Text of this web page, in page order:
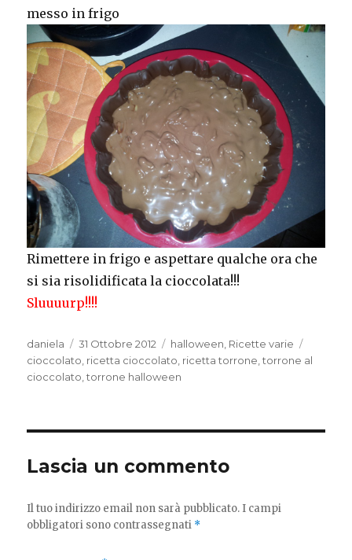
messo in frigo
Rimettere in frigo e aspettare qualche ora che
si sia risolidificata la cioccolata!!!
Sluuuurp!!!!
Autore
daniela
Pubblicato
il
31 Ottobre 2012 Categorie
halloween Ricette varie
cioccolato ricetta cioccolato ricetta torrone ,torrone al
cioccolato ,torrone halloween
Lascia un commento
Il tuo indirizzo email non sarà pubblicato. I campi
obbligatori sono contrassegnati *